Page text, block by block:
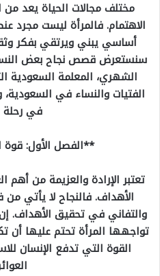
مختلف مجالات الحياة يعد من
الاهتمام. فالمرأة ليست مجرد
أساسي يبني ويرتقي بفكر
سنستعرض قصص نجاح بعض
الشهري، المعلمة السعودية
الفتيات والنساء في السعودية،
في رحلة
**الفصل الأول: قوة
تعتبر الإرادة والعزيمة من
الأهداف. فالنجاح لا يأتي من
والتفاني في تحقيق الأهداف.
تواجهها المرأة تحتم عليها أن
القوة التي تدفع الإنسان